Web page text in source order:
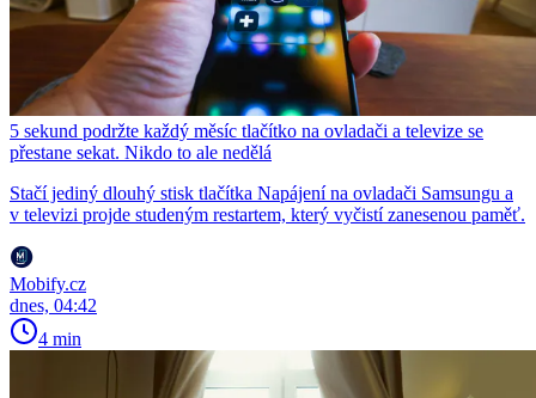
5 sekund podržte každý měsíc tlačítko na ovladači a televize se
přestane sekat. Nikdo to ale nedělá
Stačí jediný dlouhý stisk tlačítka Napájení na ovladači Samsungu a
v televizi projde studeným restartem, který vyčistí zanesenou paměť.
Mobify.cz
dnes, 04:42
4 min